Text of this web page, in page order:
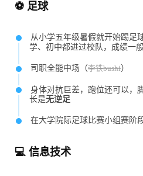
⚽️ 足球
从小学五年级暑假就开始踢足
学、初中都进过校队，成绩一
司职全能中场（李铁bushi）
身体对抗巨差，跑位还可以，
长是无逆足
在大学院际足球比赛小组赛阶
💻 信息技术